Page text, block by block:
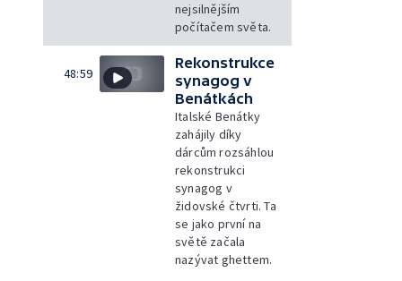
nejsilnějším
počítačem světa.
48:59
Rekonstrukce
synagog v
Benátkách
Italské Benátky
zahájily díky
dárcům rozsáhlou
rekonstrukci
synagog v
židovské čtvrti. Ta
se jako první na
světě začala
nazývat ghettem.